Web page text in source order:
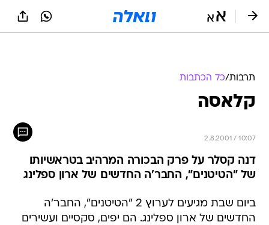
תרבות/כל הכתבות
קלאסה
2.8.2001 / 10:07
דנה קסלר על פרק הבכורה המרהיב בטראשיותו
של "הטיטנים", החבר'ה החדשים של ארון ספלינג
ביום שבת מגיעים לערוץ 2 "הטיטנים", החבר'ה
החדשים של ארון ספלינג. הם יפים, סקסיים ועשירים